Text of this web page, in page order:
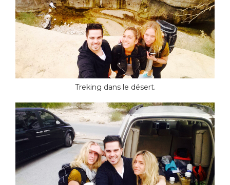
Treking dans le désert.